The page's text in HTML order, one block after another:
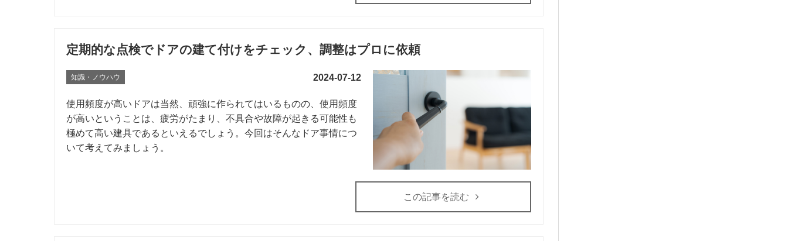
定期的な点検でドアの建て付けをチェック、調整はプロに依頼
知識・ノウハウ 2024-07-12
使用頻度が高いドアは当然、頑強に作られてはいるものの、使用頻度
が高いということは、疲労がたまり、不具合や故障が起きる可能性も
極めて高い建具であるといえるでしょう。今回はそんなドア事情につ
いて考えてみましょう。
この記事を読む